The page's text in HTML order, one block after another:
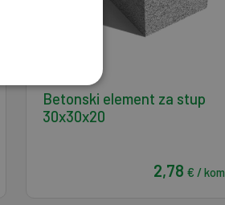
Betonski element za stup
30x30x20
2,78 € / kom